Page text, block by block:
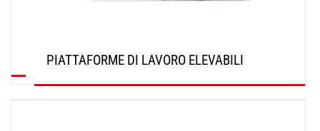
PIATTAFORME DI LAVORO ELEVABILI